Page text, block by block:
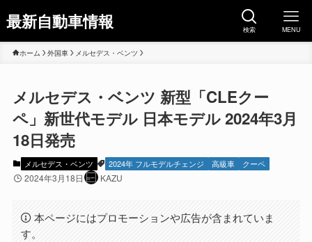
最新自動車情報 検索 MENU
ホーム 外国車 メルセデス・ベンツ
メルセデス・ベンツ 新型「CLEクー
ペ」新世代モデル 日本モデル 2024年3月
18日発売
メルセデス・ベンツ 2024年 フルモデルチェンジ 高級車 クーペ
2024年3月18日 KAZU
本ページにはプロモーションや広告が含まれていま
す。